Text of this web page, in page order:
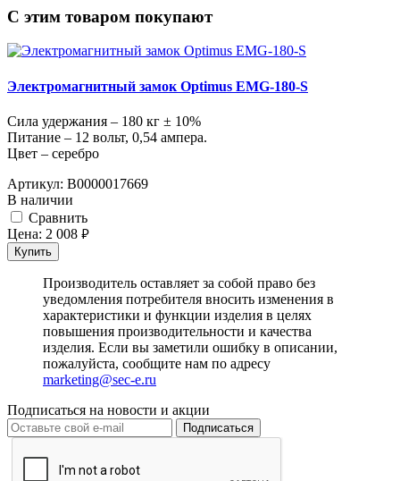
C этим товаром покупают
Электромагнитный замок Optimus EMG-180-S
Сила удержания – 180 кг ± 10%
Питание – 12 вольт, 0,54 ампера.
Цвет – серебро
Артикул: В0000017669
В наличии
Cравнить
Цена: 2 008 руб.
Купить
Производитель оставляет за собой право без
уведомления потребителя вносить изменения в
характеристики и функции изделия в целях
повышения производительности и качества
изделия. Если вы заметили ошибку в описании,
пожалуйста, сообщите нам по адресу
marketing@sec-e.ru
Подписаться на новости и акции
Подписаться